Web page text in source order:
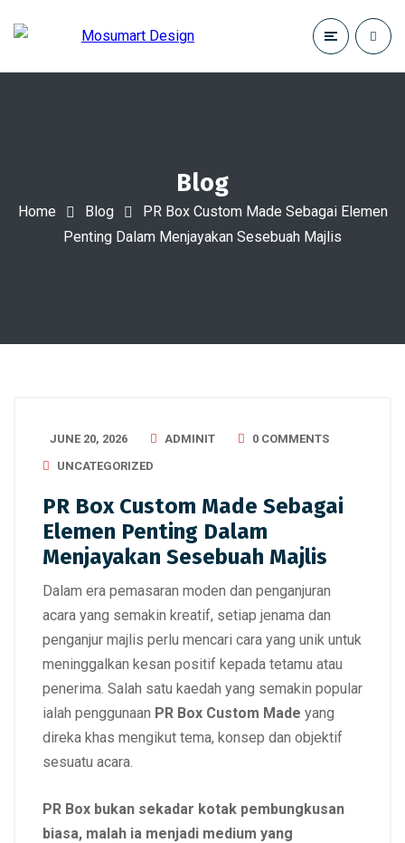
Blog
Home Blog
PR Box Custom Made Sebagai Elemen
Penting Dalam Menjayakan Sesebuah Majlis
JUNE 20, 2026 ADMINIT
0 COMMENTS
UNCATEGORIZED
PR Box Custom Made Sebagai
Elemen Penting Dalam
Menjayakan Sesebuah Majlis
Dalam era pemasaran moden dan penganjuran
acara yang semakin kreatif, setiap jenama dan
penganjur majlis perlu mencari cara yang unik untuk
meninggalkan kesan positif kepada tetamu atau
penerima. Salah satu kaedah yang semakin popular
ialah penggunaan PR Box Custom Made yang
direka khas mengikut tema, konsep dan objektif
sesuatu acara.
PR Box bukan sekadar kotak pembungkusan
biasa, malah ia menjadi medium yang